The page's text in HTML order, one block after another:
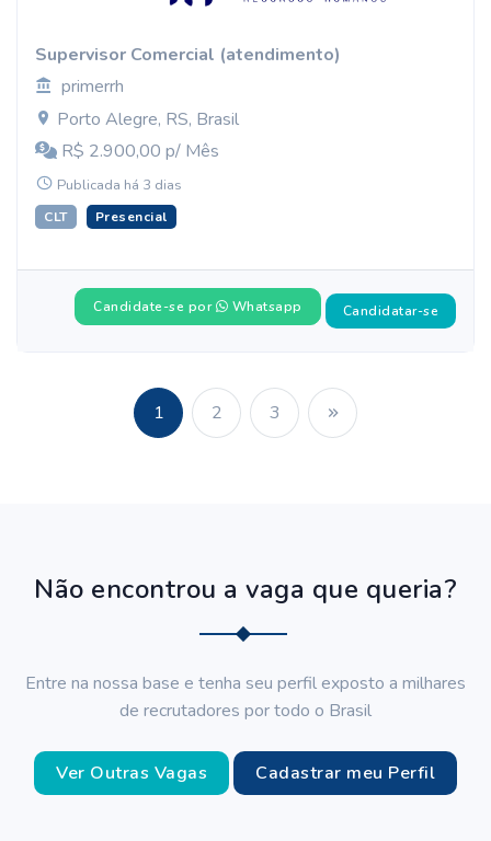
Supervisor Comercial (atendimento)
primerrh
Porto Alegre, RS, Brasil
R$ 2.900,00 p/ Mês
Publicada há 3 dias
CLT Presencial
Candidate-se por Whatsapp Candidatar-se
1 2 3
Não encontrou a vaga que queria?
Entre na nossa base e tenha seu perfil exposto a milhares
de recrutadores por todo o Brasil
Ver Outras Vagas Cadastrar meu Perfil